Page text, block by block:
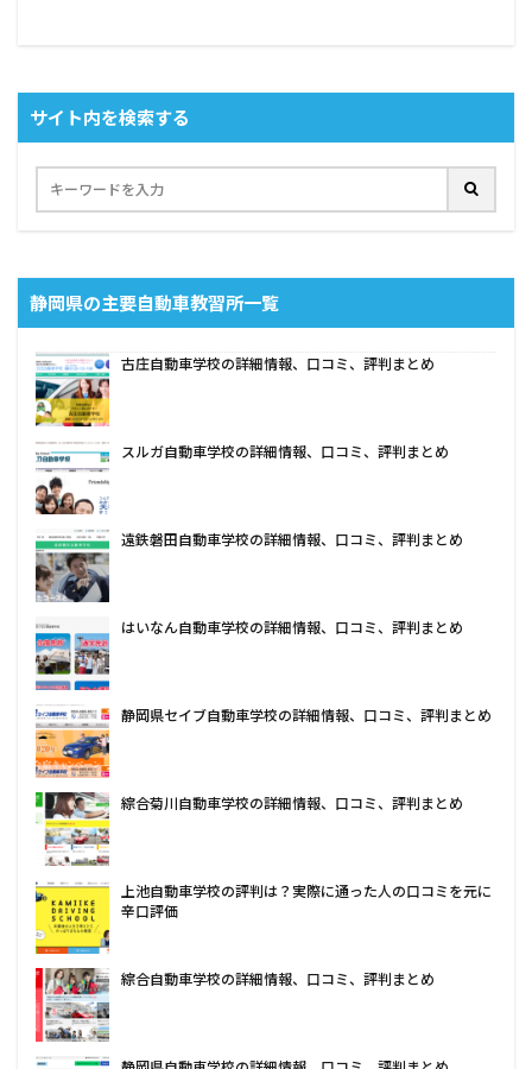
サイト内を検索する
静岡県の主要自動車教習所一覧
古庄自動車学校の詳細情報、口コミ、評判まとめ
スルガ自動車学校の詳細情報、口コミ、評判まとめ
遠鉄磐田自動車学校の詳細情報、口コミ、評判まとめ
はいなん自動車学校の詳細情報、口コミ、評判まとめ
静岡県セイブ自動車学校の詳細情報、口コミ、評判まとめ
綜合菊川自動車学校の詳細情報、口コミ、評判まとめ
上池自動車学校の評判は？実際に通った人の口コミを元に
辛口評価
綜合自動車学校の詳細情報、口コミ、評判まとめ